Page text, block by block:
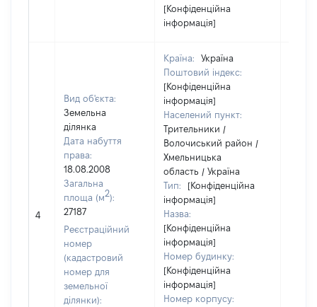
[Конфіденційна
інформація]
4
Вид об'єкта:
Земельна
ділянка
Дата набуття
права:
18.08.2008
Загальна
площа (м2):
27187
Реєстраційний
номер
(кадастровий
номер для
земельної
ділянки):
Країна:
Україна
Поштовий індекс:
[Конфіденційна
інформація]
Населений пункт:
Трительники /
Волочиський район /
Хмельницька
область / Україна
Тип:
[Конфіденційна
інформація]
Назва:
[Конфіденційна
інформація]
Номер будинку:
[Конфіденційна
інформація]
Номер корпусу: